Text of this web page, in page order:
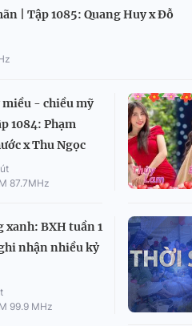
| Tập 1085: Quang Huy x Đỗ
miều - chiều mỹ
1084: Phạm
x Thu Ngọc
87.7MHz
xanh: BXH tuần 1
nhận nhiều kỷ
99.9 MHz